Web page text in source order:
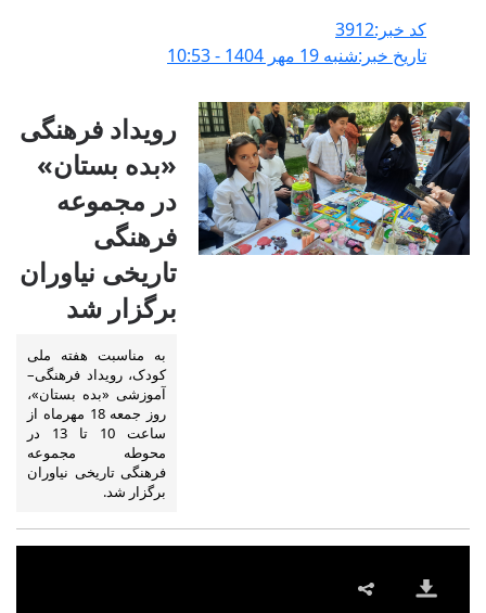
کد خبر:3912
تاریخ خبر:شنبه 19 مهر 1404 - 10:53
رویداد فرهنگی
«بده بستان»
در مجموعه
فرهنگی
تاریخی نیاوران
برگزار شد
به مناسبت هفته ملی
کودک، رویداد فرهنگی–
آموزشی «بده بستان»،
روز جمعه 18 مهرماه از
ساعت 10 تا 13 در
محوطه مجموعه
فرهنگی تاریخی نیاوران
برگزار شد.